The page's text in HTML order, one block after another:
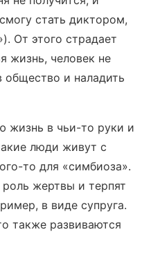
стать диктором,
От этого страдает
жизнь, человек не
и наладить
жизнь в чьи-то руки и
люди живут с
то для «симбиоза».
жертвы и терпят
в виде супруга.
также развиваются